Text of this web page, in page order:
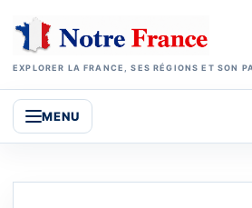
EXPLORER LA FRANCE, SES RÉGIONS ET SON
MENU